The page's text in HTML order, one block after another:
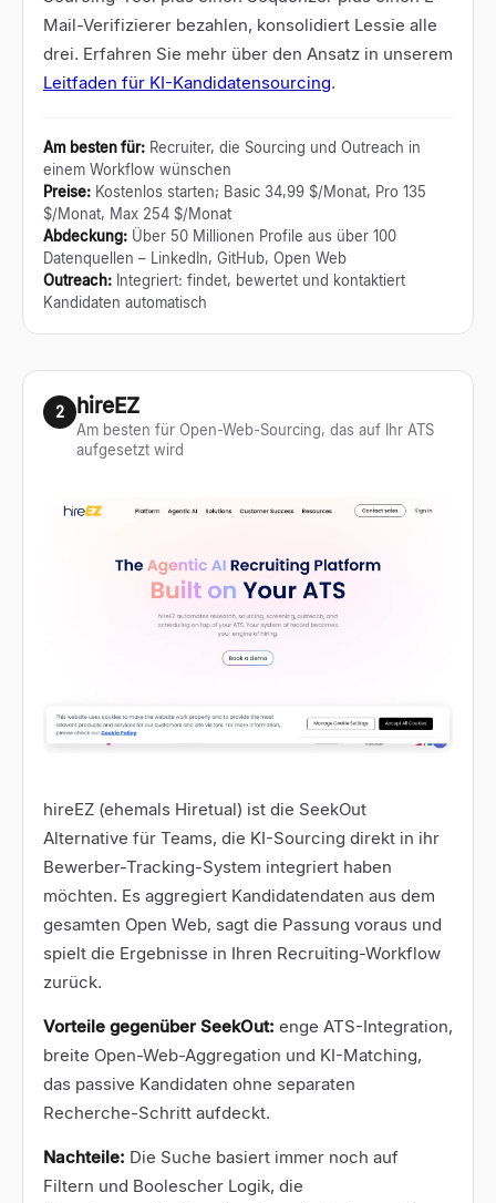
Mail-Verifizierer bezahlen, konsolidiert Lessie alle
drei. Erfahren Sie mehr über den Ansatz in unserem
Leitfaden für KI-Kandidatensourcing.
Am besten für: Recruiter, die Sourcing und Outreach in
einem Workflow wünschen
Preise: Kostenlos starten; Basic 34,99 $/Monat, Pro 135
$/Monat, Max 254 $/Monat
Abdeckung: Über 50 Millionen Profile aus über 100
Datenquellen – LinkedIn, GitHub, Open Web
Outreach: Integriert: findet, bewertet und kontaktiert
Kandidaten automatisch
2 hireEZ
Am besten für Open-Web-Sourcing, das auf Ihr ATS
aufgesetzt wird
hireEZ (ehemals Hiretual) ist die SeekOut
Alternative für Teams, die KI-Sourcing direkt in ihr
Bewerber-Tracking-System integriert haben
möchten. Es aggregiert Kandidatendaten aus dem
gesamten Open Web, sagt die Passung voraus und
spielt die Ergebnisse in Ihren Recruiting-Workflow
zurück.
Vorteile gegenüber SeekOut: enge ATS-Integration,
breite Open-Web-Aggregation und KI-Matching,
das passive Kandidaten ohne separaten
Recherche-Schritt aufdeckt.
Nachteile: Die Suche basiert immer noch auf
Filtern und Boolescher Logik, die